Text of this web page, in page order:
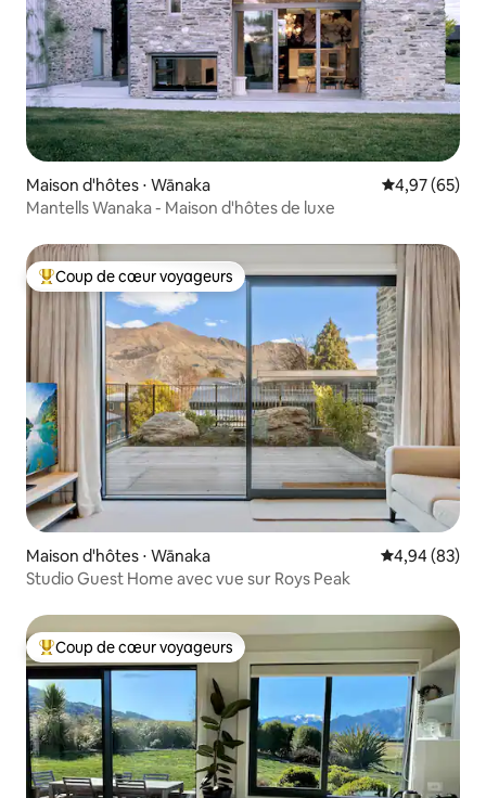
Maison d'hôtes ⋅ Wānaka Évaluation
4,97 (65)
Mantells Wanaka - Maison d'hôtes de luxe
Coups de cœur voyageurs les plus appréciés
Coup de cœur voyageurs
Maison d'hôtes ⋅ Wānaka Évaluation
4,94 (83)
Studio Guest Home avec vue sur Roys Peak
Coups de cœur voyageurs les plus appréciés
Coup de cœur voyageurs